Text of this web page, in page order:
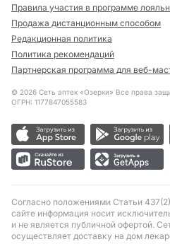
Правила участия в программе
Продажа дистанционным способом
Редакционная политика
Политика рекомендаций
Партнерская программа для веб-
© 2026 Сеть аптек «Озерки» Все права
ОГРН: 1177847055583
Согласно положениями Статьи
сайте информация носит
и не является публичной офертой.
осуществляет доставку на дом